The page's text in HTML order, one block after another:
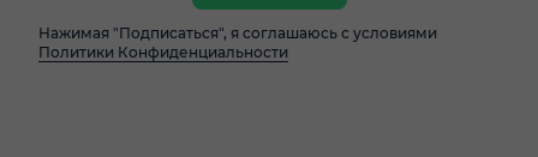
Нажимая "Подписаться", я соглашаюсь с условиями
Политики Конфиденциальности